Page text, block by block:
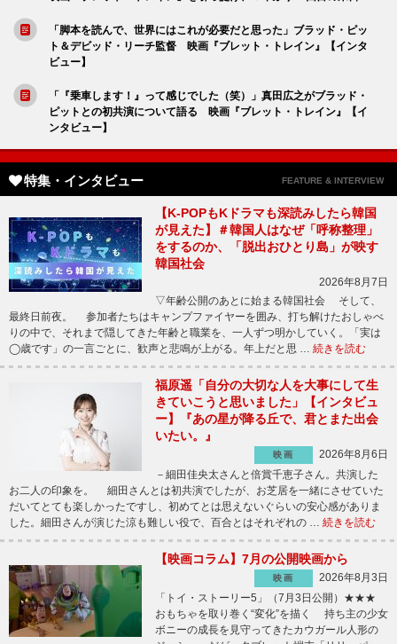
「脚本を読んで、世界にはこれが必要だと思った」ブラッド・ピッ
ト＆デビッド・リーチ監督 映画『ブレット・トレイン』【インタ
ビュー】
「『乗車します！』って感じでした（笑）」真田広之がブラッド・
ピットとの初共演について語る 映画『ブレット・トレイン』【イ
ンタビュー】
特集・インタビュー FEATURE & INTERVIEW
【K-POPもKドラマも深読みしたら韓国
が見えた】＃韓国人はなぜ「呼称整理」
をするのか、「脱出おひとり島」が映す
韓国社会
2026年8月7日
▽年齢公開のあとに始まる韓国社会 そして、
最終日前夜。 参加者たちはキャンプファイヤーを囲み、打ち解けたおしゃべ
りの中で、それまで隠してきた年齢と職業を、一人ずつ明かしていく。「実は
◯歳です」の一言ごとに、歓声と悲鳴が上がる。年上だと思 … 続きを読む
福原遥「自分の大切な人を大事にして生
きていこうと思いました」【インタビュ
ー】『あの星が降る丘で、君とまた出会
いたい。』
映画
2026年8月6日
－細田佳央太さんと倍賞千恵子さん。共演した
お二人の印象を。 細田さんとは初共演でしたが、お芝居を一緒にさせていた
だいてとても楽しかったですし、初めてとは思えないぐらいの安心感がありま
した。細田さんが演じた涼も難しい役で、百合とはそれぞれの … 続きを読む
【映画コラム】7月の公開映画から
映画
2026年8月3日
「トイ・ストーリー5」（7月3日公開）★★★
おもちゃを取り巻く“変化”を描く 持ち主の少女
ボニーの成長を見守ってきたカウガール人形の